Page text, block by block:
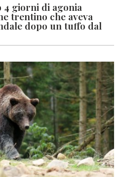
4 giorni di agonia
trentino che aveva
dopo un tuffo dal